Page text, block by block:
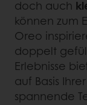
doch auch
können zum
Oreo
doppelt
Erlebnisse
auf Basis
spannende